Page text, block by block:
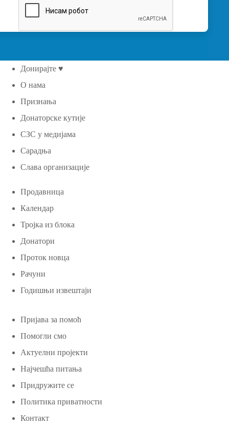
Донирајте ♥
О нама
Признања
Донаторске кутије
СЗС у медијама
Сарадња
Слава организације
Продавница
Календар
Тројка из блока
Донатори
Проток новца
Рачуни
Годишњи извештаји
Пријава за помоћ
Помогли смо
Актуелни пројекти
Најчешћа питања
Придружите се
Политика приватности
Контакт